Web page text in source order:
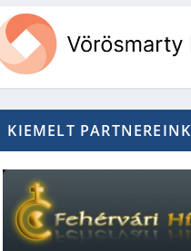
KIEMELT PARTNEREINK